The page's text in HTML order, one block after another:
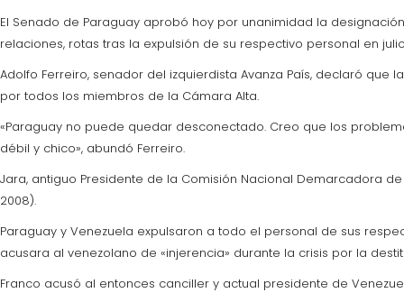
El Senado de Paraguay aprobó hoy por unanimidad la
relaciones, rotas tras la expulsión de su respectivo personal en
Adolfo Ferreiro, senador del izquierdista Avanza País, declaró
por todos los miembros de la Cámara Alta.
«Paraguay no puede quedar desconectado. Creo que los
débil y chico», abundó Ferreiro.
Jara, antiguo Presidente de la Comisión Nacional Demarcadora
2008).
Paraguay y Venezuela expulsaron a todo el personal de sus
acusara al venezolano de «injerencia» durante la crisis por la
Franco acusó al entonces canciller y actual presidente de